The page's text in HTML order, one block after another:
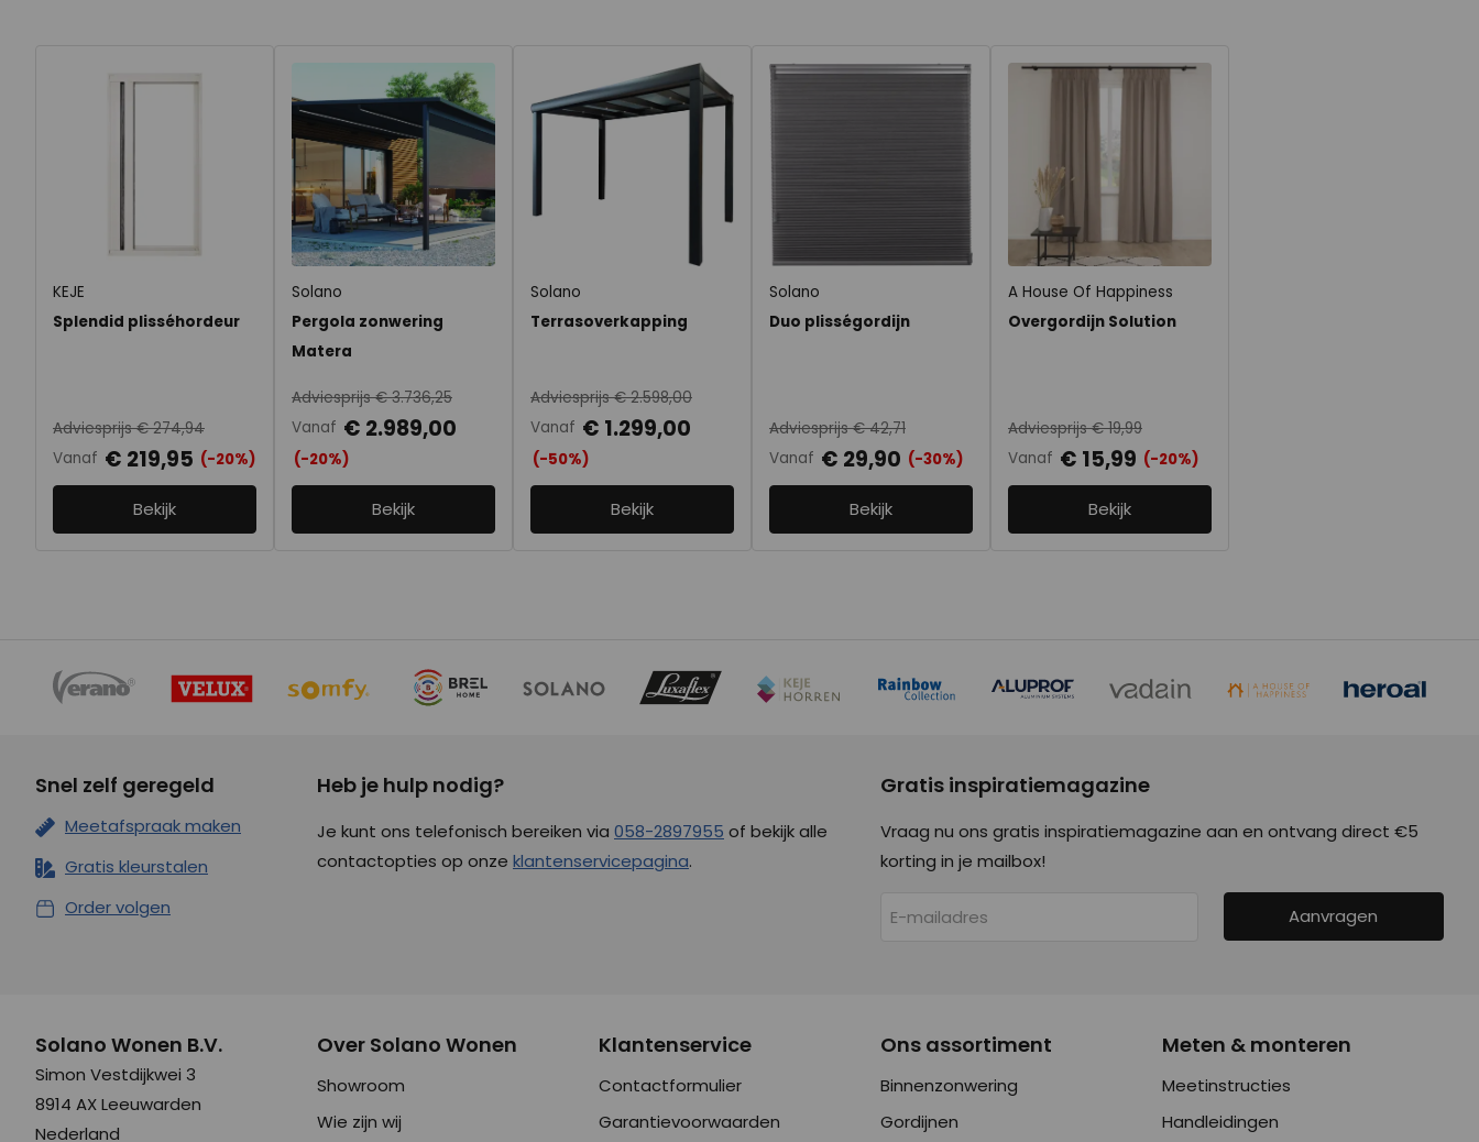
KEJE
Splendid plisséhordeur
Adviesprijs € 274,94
Vanaf € 219,95 (-20%)
Bekijk
Solano
Pergola zonwering
Matera
Adviesprijs € 3.736,25
Vanaf € 2.989,00
(-20%)
Bekijk
Solano
Terrasoverkapping
Adviesprijs € 2.598,00
Vanaf € 1.299,00
(-50%)
Bekijk
Solano
Duo plisségordijn
Adviesprijs € 42,71
Vanaf € 29,90 (-30%)
Bekijk
A House Of Happiness
Overgordijn Solution
Adviesprijs € 19,99
Vanaf € 15,99 (-20%)
Bekijk
Snel zelf geregeld
Meetafspraak maken
Gratis kleurstalen
Order volgen
Heb je hulp nodig?
Je kunt ons telefonisch bereiken via 058-2897955 of bekijk alle
contactopties op onze klantenservicepagina.
Gratis inspiratiemagazine
Vraag nu ons gratis inspiratiemagazine aan en ontvang direct €5
korting in je mailbox!
Aanvragen
Solano Wonen B.V.
Simon Vestdijkwei 3
8914 AX Leeuwarden
Nederland
Over Solano Wonen
Showroom
Wie zijn wij
Klantenservice
Contactformulier
Garantievoorwaarden
Ons assortiment
Binnenzonwering
Gordijnen
Meten & monteren
Meetinstructies
Handleidingen